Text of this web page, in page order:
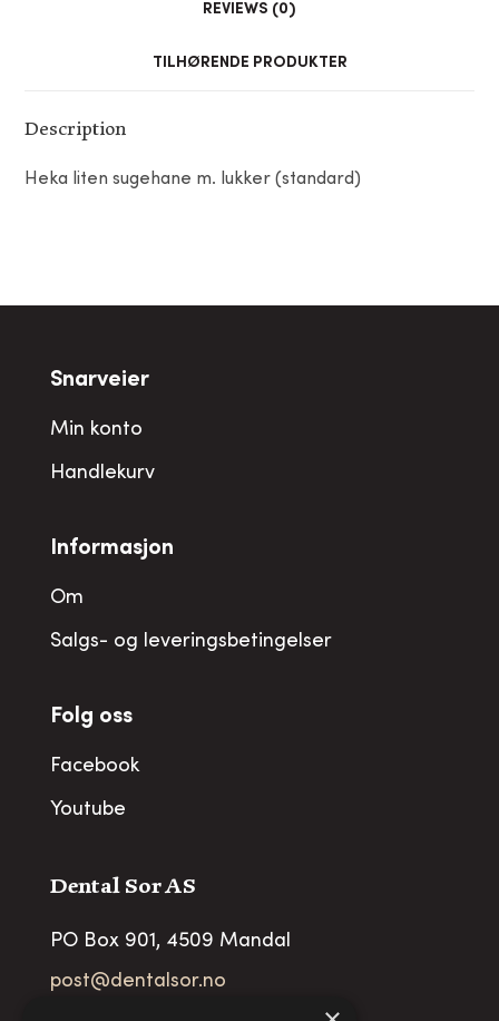
REVIEWS (0)
TILHØRENDE PRODUKTER
Description
Heka liten sugehane m. lukker (standard)
Snarveier
Min konto
Handlekurv
Informasjon
Om
Salgs- og leveringsbetingelser
Folg oss
Facebook
Youtube
Dental Sor AS
PO Box 901, 4509 Mandal
post@dentalsor.no